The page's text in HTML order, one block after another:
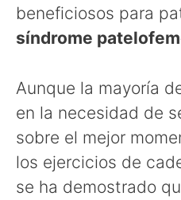
beneficiosos para
síndrome
Aunque la mayoría
en la necesidad de
sobre el mejor
los ejercicios de
se ha demostrado